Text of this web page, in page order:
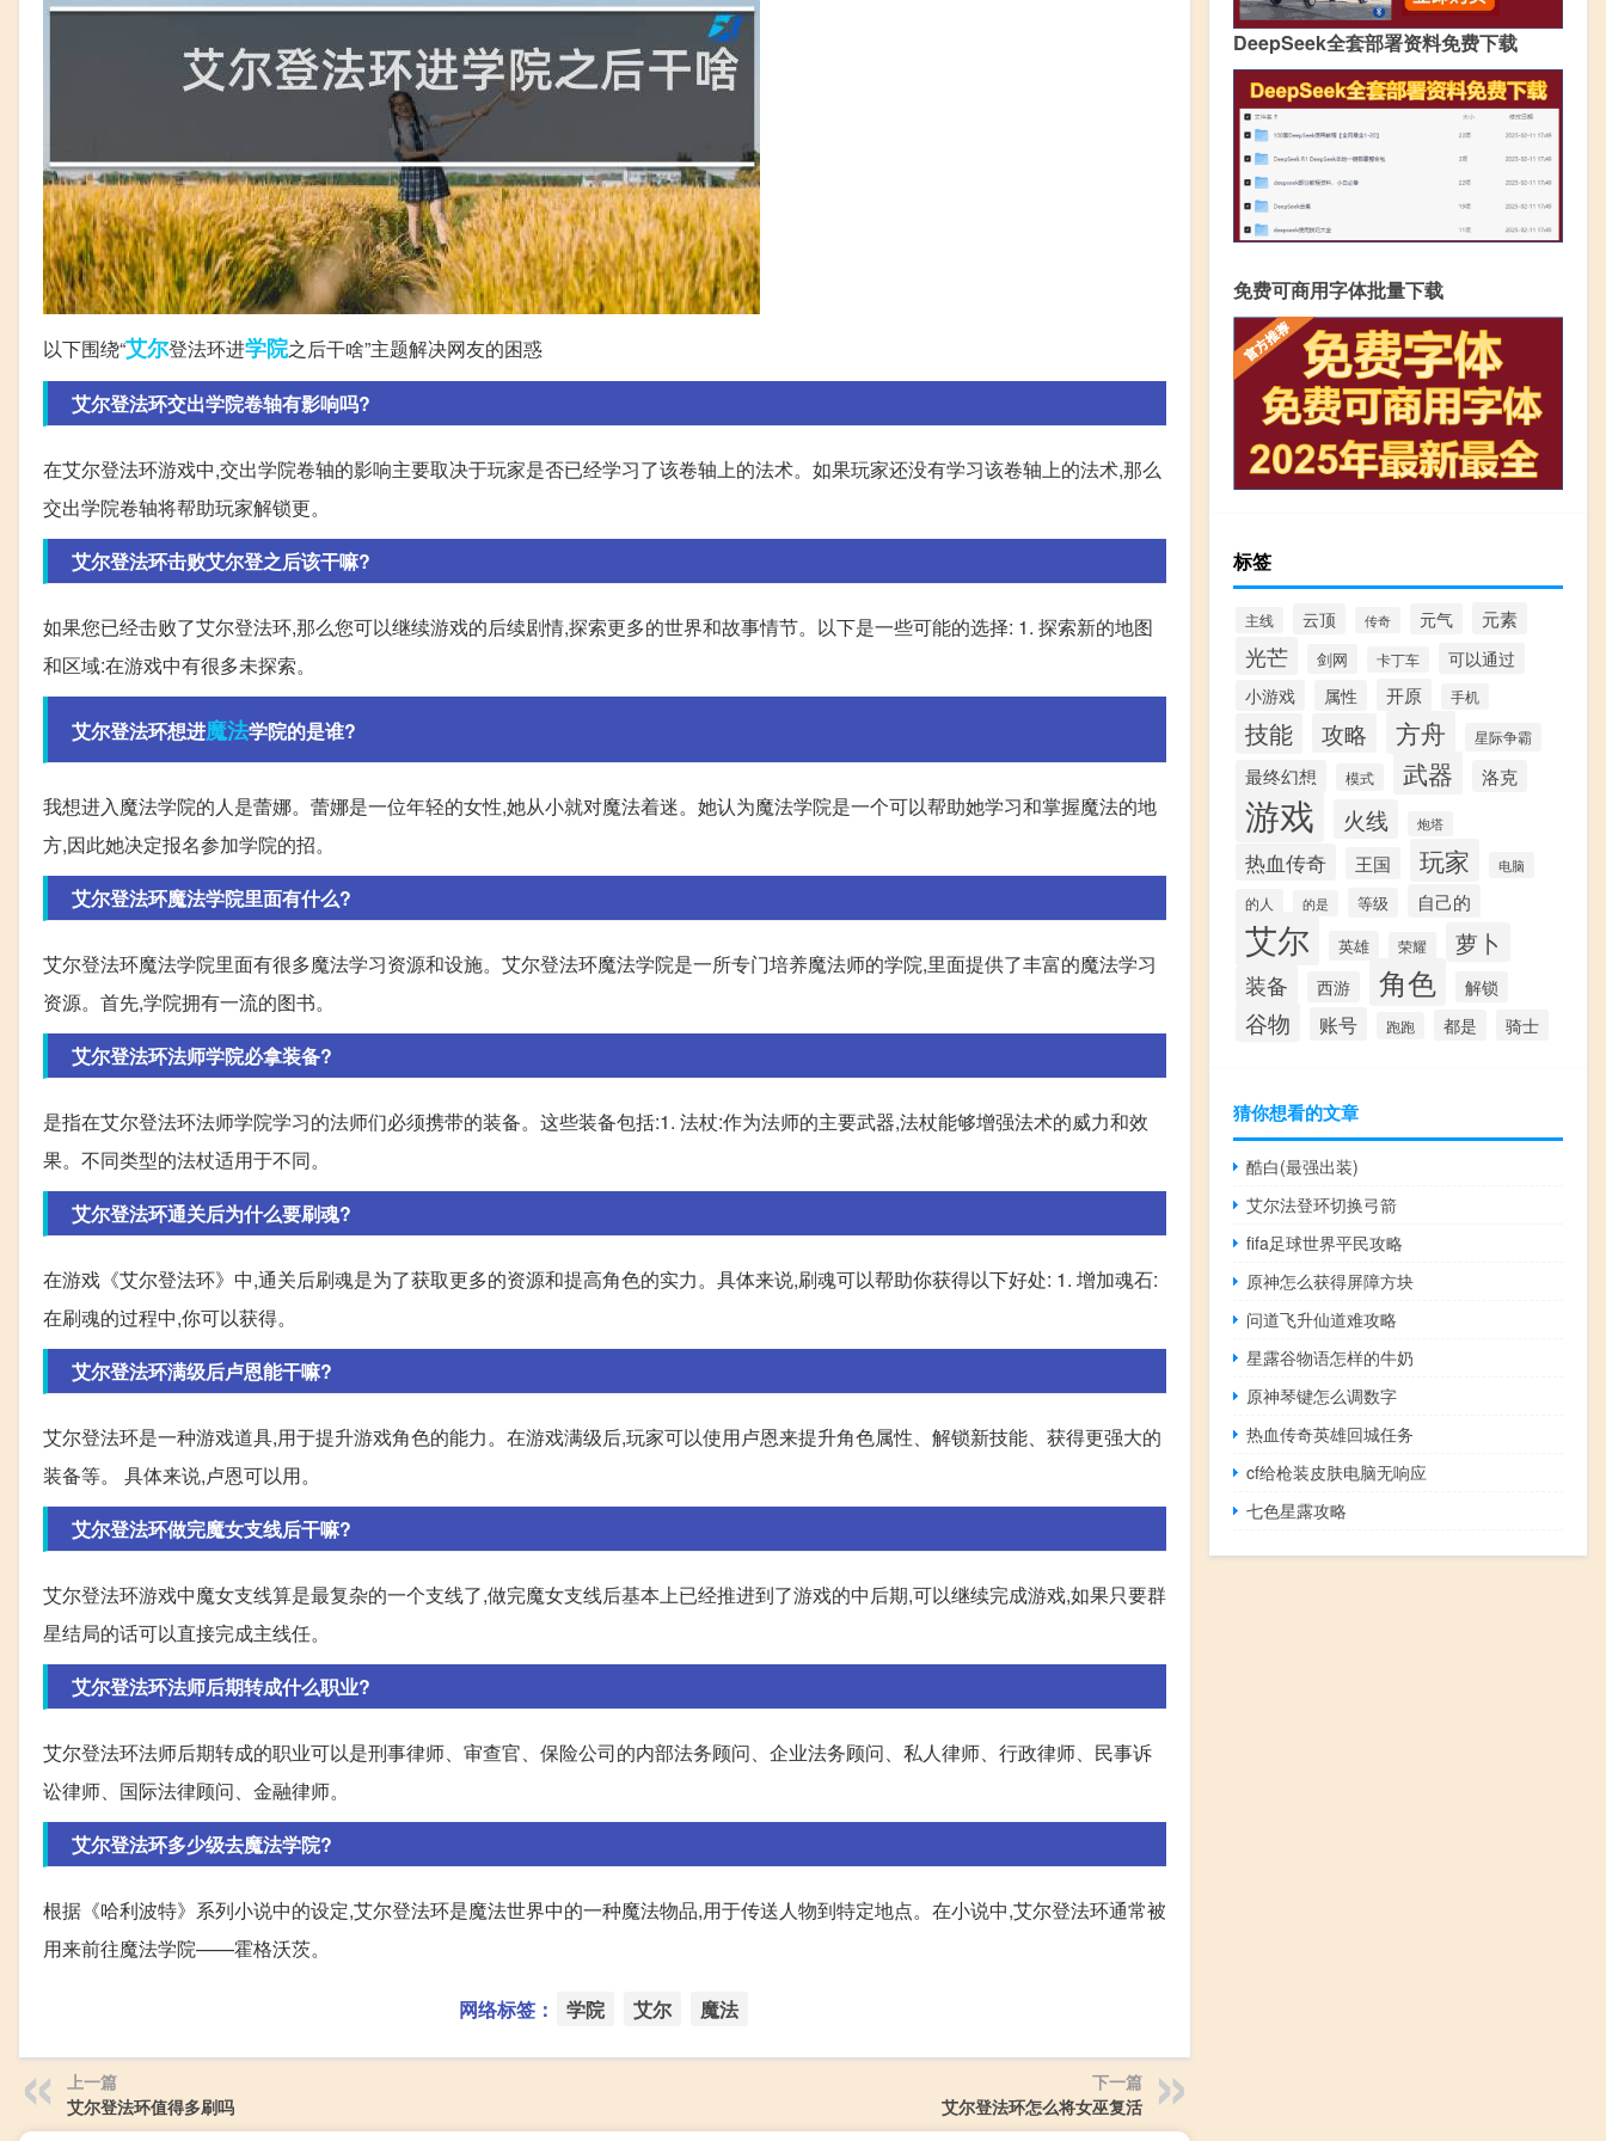
以下围绕“艾尔登法环进学院之后干啥”主题解决网友的困惑
艾尔登法环交出学院卷轴有影响吗?
在艾尔登法环游戏中,交出学院卷轴的影响主要取决于玩家是否已经学习了该卷轴上的法术。如果玩家还没有学习该卷轴上的法术,那么
交出学院卷轴将帮助玩家解锁更。
艾尔登法环击败艾尔登之后该干嘛?
如果您已经击败了艾尔登法环,那么您可以继续游戏的后续剧情,探索更多的世界和故事情节。以下是一些可能的选择: 1. 探索新的地图
和区域:在游戏中有很多未探索。
艾尔登法环想进魔法学院的是谁?
我想进入魔法学院的人是蕾娜。蕾娜是一位年轻的女性,她从小就对魔法着迷。她认为魔法学院是一个可以帮助她学习和掌握魔法的地
方,因此她决定报名参加学院的招。
艾尔登法环魔法学院里面有什么?
艾尔登法环魔法学院里面有很多魔法学习资源和设施。艾尔登法环魔法学院是一所专门培养魔法师的学院,里面提供了丰富的魔法学习
资源。首先,学院拥有一流的图书。
艾尔登法环法师学院必拿装备?
是指在艾尔登法环法师学院学习的法师们必须携带的装备。这些装备包括:1. 法杖:作为法师的主要武器,法杖能够增强法术的威力和效
果。不同类型的法杖适用于不同。
艾尔登法环通关后为什么要刷魂?
在游戏《艾尔登法环》中,通关后刷魂是为了获取更多的资源和提高角色的实力。具体来说,刷魂可以帮助你获得以下好处: 1. 增加魂石:
在刷魂的过程中,你可以获得。
艾尔登法环满级后卢恩能干嘛?
艾尔登法环是一种游戏道具,用于提升游戏角色的能力。在游戏满级后,玩家可以使用卢恩来提升角色属性、解锁新技能、获得更强大的
装备等。 具体来说,卢恩可以用。
艾尔登法环做完魔女支线后干嘛?
艾尔登法环游戏中魔女支线算是最复杂的一个支线了,做完魔女支线后基本上已经推进到了游戏的中后期,可以继续完成游戏,如果只要群
星结局的话可以直接完成主线任。
艾尔登法环法师后期转成什么职业?
艾尔登法环法师后期转成的职业可以是刑事律师、审查官、保险公司的内部法务顾问、企业法务顾问、私人律师、行政律师、民事诉
讼律师、国际法律顾问、金融律师。
艾尔登法环多少级去魔法学院?
根据《哈利波特》系列小说中的设定,艾尔登法环是魔法世界中的一种魔法物品,用于传送人物到特定地点。在小说中,艾尔登法环通常被
用来前往魔法学院——霍格沃茨。
网络标签： 学院 艾尔 魔法
上一篇
艾尔登法环值得多刷吗
下一篇
艾尔登法环怎么将女巫复活
DeepSeek全套部署资料免费下载
免费可商用字体批量下载
标签
主线 云顶 传奇 元气 元素
光芒 剑网 卡丁车
可以通过
小游戏
属性 开原 手机
技能 攻略 方舟 星际争霸
最终幻想 模式 武器 洛克
游戏 火线 炮塔
热血传奇 王国 玩家 电脑
的人 的是 等级 自己的
艾尔 英雄 荣耀 萝卜
装备 西游 角色 解锁
谷物 账号 跑跑 都是 骑士
猜你想看的文章
酷白(最强出装)
艾尔法登环切换弓箭
fifa足球世界平民攻略
原神怎么获得屏障方块
问道飞升仙道难攻略
星露谷物语怎样的牛奶
原神琴键怎么调数字
热血传奇英雄回城任务
cf给枪装皮肤电脑无响应
七色星露攻略